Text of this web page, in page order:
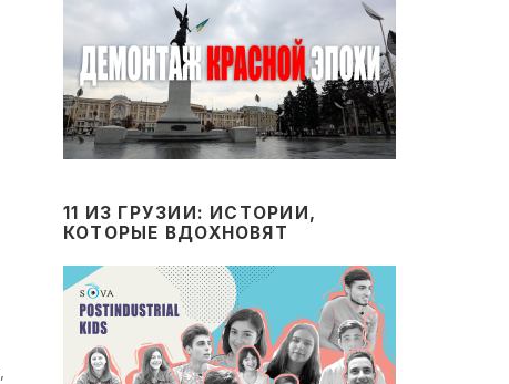
11 ИЗ ГРУЗИИ: ИСТОРИИ,
КОТОРЫЕ ВДОХНОВЯТ